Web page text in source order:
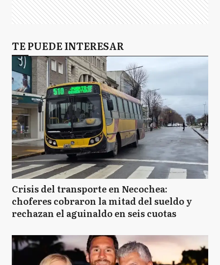
TE PUEDE INTERESAR
Crisis del transporte en Necochea:
choferes cobraron la mitad del sueldo y
rechazan el aguinaldo en seis cuotas